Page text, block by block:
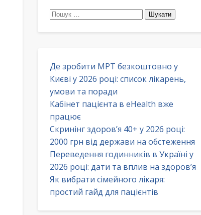
Пошук:
Де зробити МРТ безкоштовно у
Києві у 2026 році: список лікарень,
умови та поради
Кабінет пацієнта в eHealth вже
працює
Скринінг здоров’я 40+ у 2026 році:
2000 грн від держави на обстеження
Переведення годинників в Україні у
2026 році: дати та вплив на здоров’я
Як вибрати сімейного лікаря:
простий гайд для пацієнтів